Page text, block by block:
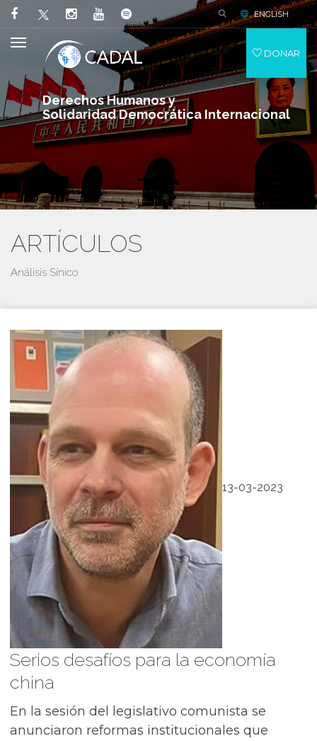
Derechos Humanos y
Solidaridad Democrática Internacional
ENGLISH
DONAR
ARTÍCULOS
Análisis Sínico
13-03-2023
Serios desafíos para la economía
china
En la sesión del legislativo comunista se
anunciaron reformas institucionales que